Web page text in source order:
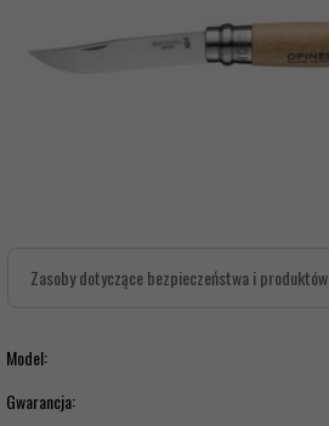
Zasoby dotyczące bezpieczeństwa i produktów
Model:
Gwarancja: